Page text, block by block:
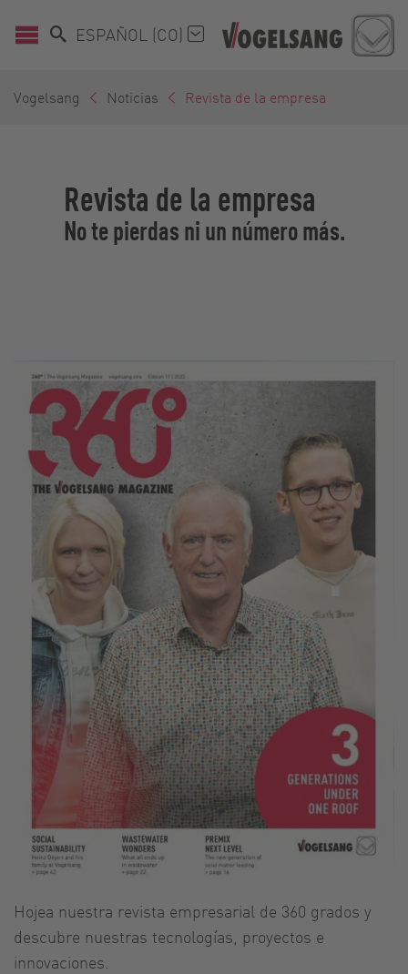
ESPAÑOL (CO)
Vogelsang Noticias Revista de la empresa
Revista de la empresa
No te pierdas ni un número más.
Hojea nuestra revista empresarial de 360 grados y
descubre nuestras tecnologías, proyectos e
innovaciones.